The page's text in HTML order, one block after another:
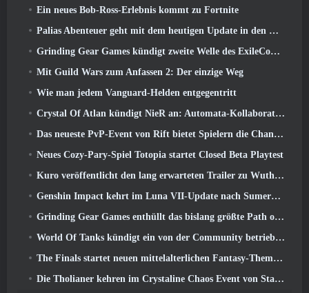
Ein neues Bob-Ross-Erlebnis kommt zu Fortnite
Palias Abenteuer geht mit dem heutigen Update in den Royal Highlands weiter
Grinding Gear Games kündigt zweite Welle des ExileCon-Ticketverkaufs an
Mit Guild Wars zum Anfassen 2: Der einzige Weg
Wie man jedem Vanguard-Helden entgegentritt
Crystal Of Atlan kündigt NieR an: Automata-Kollaborationsveranstaltung
Das neueste PvP-Event von Rift bietet Spielern die Chance, bis zu zu gewinnen 4000 Credits und ein neuer Titel
Neues Cozy-Pary-Spiel Totopia startet Closed Beta Playtest
Kuro veröffentlicht den lang erwarteten Trailer zu Wuthering Waves Cyberpunk: Edgerunners Crossover
Genshin Impact kehrt im Luna VII-Update nach Sumeru zurück
Grinding Gear Games enthüllt das bislang größte Path of Exile II-Update, Rückkehr der Alten
World Of Tanks kündigt ein von der Community betriebenes WARRIORS-Turnier an
The Finals startet neuen mittelalterlichen Fantasy-Themenmodus „Dragon’s Claim“
Die Tholianer kehren im Crystaline Chaos Event von Star Trek Online zurück